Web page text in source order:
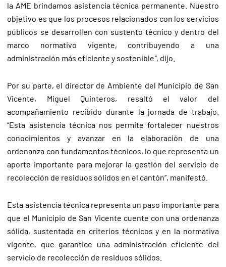
la AME brindamos asistencia técnica permanente. Nuestro
objetivo es que los procesos relacionados con los servicios
públicos se desarrollen con sustento técnico y dentro del
marco normativo vigente, contribuyendo a una
administración más eficiente y sostenible“, dijo.
Por su parte, el director de Ambiente del Municipio de San
Vicente, Miguel Quinteros, resaltó el valor del
acompañamiento recibido durante la jornada de trabajo.
“Esta asistencia técnica nos permite fortalecer nuestros
conocimientos y avanzar en la elaboración de una
ordenanza con fundamentos técnicos, lo que representa un
aporte importante para mejorar la gestión del servicio de
recolección de residuos sólidos en el cantón”, manifestó.
Esta asistencia técnica representa un paso importante para
que el Municipio de San Vicente cuente con una ordenanza
sólida, sustentada en criterios técnicos y en la normativa
vigente, que garantice una administración eficiente del
servicio de recolección de residuos sólidos.